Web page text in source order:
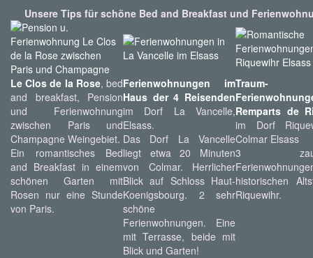
Unsere Tips für schöne Bed and Breakfast und
Le Clos de la Rose, bed
and breakfast, Pension
und Ferienwohnung
zwischen Paris und
Champagne Weingebiet.
Ein romantisches Bed
and Breakfast in einem
schönen Garten mit
Rosen nur eine Stunde
von Paris.
Ferienwohnungen im
Haus der 4 Reisenden
im Dorf La Vancelle,
Elsass.
Das Dorf La Vancelle
liegt etwa 20 Minuten
von Colmar. Herrlicher
Blick auf Schloss Haut-
Koenigsbourg. 2 sehr
schöne
Ferienwohnungen. Eine
mit Terrasse, beide mit
Blick und Garten!
Traum-
Remparts de
im Dorf
Colmar Elsass
3
historischen
Riquewihr.